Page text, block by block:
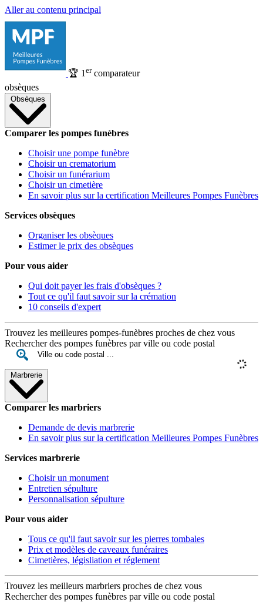
Aller au contenu principal
🏆 1 ercomparateur
obsèques
Obsèques
Comparer les pompes funèbres
Choisir une pompe funèbre
Choisir un crematorium
Choisir un funérarium
Choisir un cimetière
En savoir plus sur la certification Meilleures Pompes Funèbres
Services obsèques
Organiser les obsèques
Estimer le prix des obsèques
Pour vous aider
Qui doit payer les frais d'obsèques ?
Tout ce qu'il faut savoir sur la crémation
10 conseils d'expert
Trouvez les meilleures pompes-funèbres proches de chez vous
Rechercher des pompes funèbres par ville ou code postal
Marbrerie
Comparer les marbriers
Demande de devis marbrerie
En savoir plus sur la certification Meilleures Pompes Funèbres
Services marbrerie
Choisir un monument
Entretien sépulture
Personnalisation sépulture
Pour vous aider
Tous ce qu'il faut savoir sur les pierres tombales
Prix et modèles de caveaux funéraires
Cimetières, législiation et réglement
Trouvez les meilleurs marbriers proches de chez vous
Rechercher des pompes funèbres par ville ou code postal